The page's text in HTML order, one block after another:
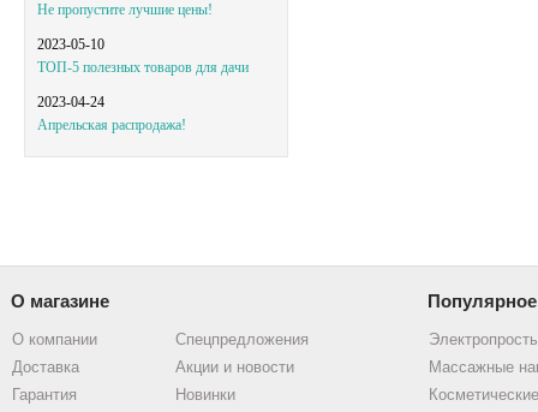
Не пропустите лучшие цены!
2023-05-10
ТОП-5 полезных товаров для дачи
2023-04-24
Апрельская распродажа!
О магазине Популярное
О компании
Доставка
Гарантия
Спецпредложения
Акции и новости
Новинки
Массажные